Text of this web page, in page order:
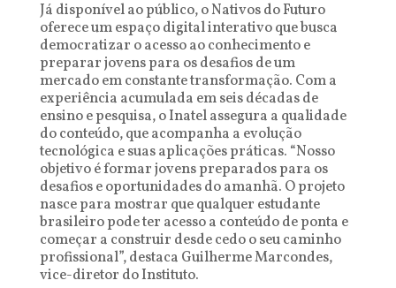
Já disponível ao público, o Nativos do Futuro
oferece um espaço digital interativo que busca
democratizar o acesso ao conhecimento e
preparar jovens para os desafios de um
mercado em constante transformação. Com a
experiência acumulada em seis décadas de
ensino e pesquisa, o Inatel assegura a qualidade
do conteúdo, que acompanha a evolução
tecnológica e suas aplicações práticas. “Nosso
objetivo é formar jovens preparados para os
desafios e oportunidades do amanhã. O projeto
nasce para mostrar que qualquer estudante
brasileiro pode ter acesso a conteúdo de ponta e
começar a construir desde cedo o seu caminho
profissional”, destaca Guilherme Marcondes,
vice-diretor do Instituto.